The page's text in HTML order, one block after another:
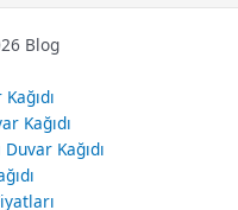
Blog
Kağıdı
Kağıdı